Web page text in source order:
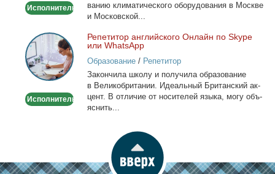
Исполнитель
ва­нию кли­ма­ти­че­ско­го обо­ру­до­ва­ния в Москве
и Мос­ков­ской...
Репетитор
английского
Онлайн
по
или
Исполнитель
Ре­пе­ти­тор ан­глий­ско­го Он­лайн по Skype
или WhatsApp
Образование/ Репетитор
За­кон­чи­ла шко­лу и по­лу­чи­ла об­ра­зо­ва­ние
в Ве­ли­ко­бри­та­нии. Иде­аль­ный Бри­тан­ский ак­
цент. В от­ли­чие от но­си­те­лей язы­ка, мо­гу объ­
яс­нить...